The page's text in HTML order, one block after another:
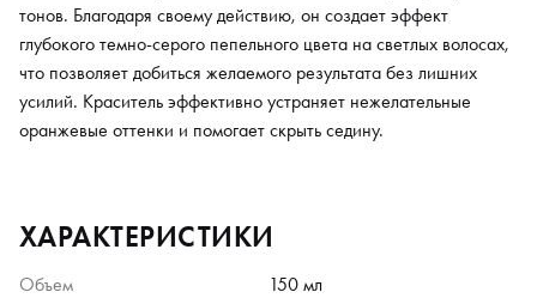
тонов. Благодаря своему действию, он создает эффект
глубокого темно-серого пепельного цвета на светлых волосах,
что позволяет добиться желаемого результата без лишних
усилий. Краситель эффективно устраняет нежелательные
оранжевые оттенки и помогает скрыть седину.
ХАРАКТЕРИСТИКИ
Объем
150 мл